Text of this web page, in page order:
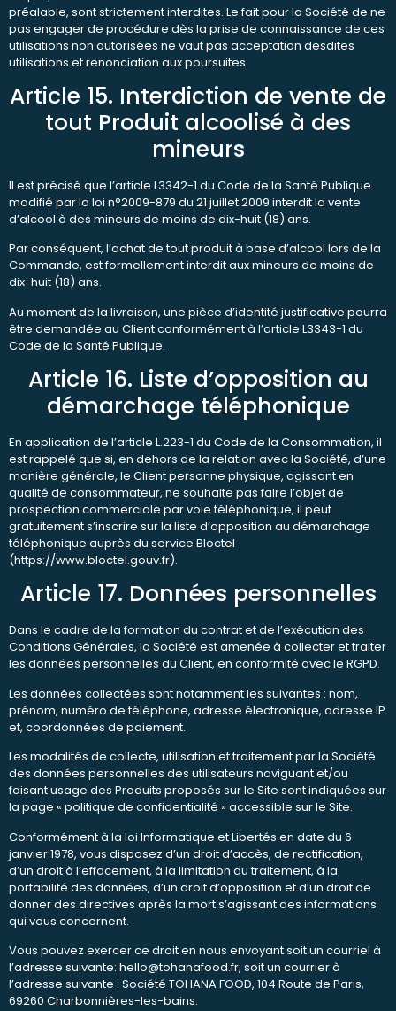
préalable, sont strictement interdites. Le fait pour la Société de ne
pas engager de procédure dès la prise de connaissance de ces
utilisations non autorisées ne vaut pas acceptation desdites
utilisations et renonciation aux poursuites.
Article 15. Interdiction de vente de
tout Produit alcoolisé à des
mineurs
Il est précisé que l’article L3342-1 du Code de la Santé Publique
modifié par la loi n°2009-879 du 21 juillet 2009 interdit la vente
d’alcool à des mineurs de moins de dix-huit (18) ans.
Par conséquent, l’achat de tout produit à base d’alcool lors de la
Commande, est formellement interdit aux mineurs de moins de
dix-huit (18) ans.
Au moment de la livraison, une pièce d’identité justificative pourra
être demandée au Client conformément à l’article L3343-1 du
Code de la Santé Publique.
Article 16. Liste d’opposition au
démarchage téléphonique
En application de l’article L.223-1 du Code de la Consommation, il
est rappelé que si, en dehors de la relation avec la Société, d’une
manière générale, le Client personne physique, agissant en
qualité de consommateur, ne souhaite pas faire l’objet de
prospection commerciale par voie téléphonique, il peut
gratuitement s’inscrire sur la liste d’opposition au démarchage
téléphonique auprès du service Bloctel
(https://www.bloctel.gouv.fr).
Article 17. Données personnelles
Dans le cadre de la formation du contrat et de l’exécution des
Conditions Générales, la Société est amenée à collecter et traiter
les données personnelles du Client, en conformité avec le RGPD.
Les données collectées sont notamment les suivantes : nom,
prénom, numéro de téléphone, adresse électronique, adresse IP
et, coordonnées de paiement.
Les modalités de collecte, utilisation et traitement par la Société
des données personnelles des utilisateurs naviguant et/ou
faisant usage des Produits proposés sur le Site sont indiquées sur
la page « politique de confidentialité » accessible sur le Site.
Conformément à la loi Informatique et Libertés en date du 6
janvier 1978, vous disposez d’un droit d’accès, de rectification,
d’un droit à l’effacement, à la limitation du traitement, à la
portabilité des données, d’un droit d’opposition et d’un droit de
donner des directives après la mort s’agissant des informations
qui vous concernent.
Vous pouvez exercer ce droit en nous envoyant soit un courriel à
l’adresse suivante: hello@tohanafood.fr, soit un courrier à
l’adresse suivante : Société TOHANA FOOD, 104 Route de Paris,
69260 Charbonnières-les-bains.